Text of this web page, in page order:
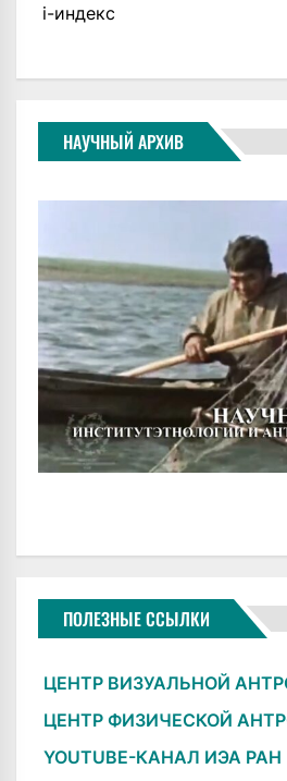
i-индекс
НАУЧНЫЙ АРХИВ
ПОЛЕЗНЫЕ ССЫЛКИ
ЦЕНТР ВИЗУАЛЬНОЙ
ЦЕНТР ФИЗИЧЕСКОЙ
YOUTUBE-КАНАЛ ИЭА РАН